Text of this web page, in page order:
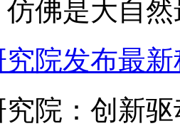
佛是大自
院发布最
院：创新